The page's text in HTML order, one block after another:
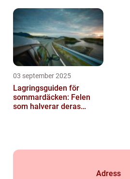
03 september 2025
Lagringsguiden för
sommardäcken: Felen
som halverar deras
Adress